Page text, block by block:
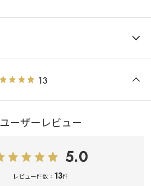
13
ユーザーレビュー
5.0
レビュー件数： 13件